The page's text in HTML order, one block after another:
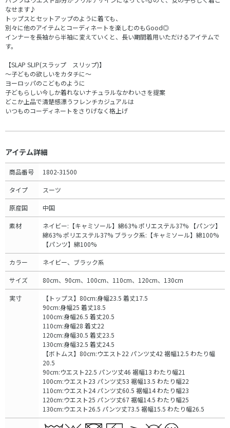
なせます♪
トップスとセットアップのように着ても、
別々に他のアイテムとコーディネートを楽しむのもGood◎
インナーを長袖から半袖に変えていくと、長い期間着用いただけるアイテムで
す。
【SLAP SLIP(スラップ スリップ)】
～子どもの欲しいをカタチに～
ヨーロッパのこどものように
子どもらしい今しか着れないナチュラルなかわいさを提案
どこか上品で清楚感漂うフレンチカジュアルは
いつものコーディネートをさりげなく格上げ
アイテム詳細
商品番号 1802-31500
タイプ スーツ
原産国 中国
素材
ネイビー:【キャミソール】綿63% ポリエステル37% 【パンツ】
綿63% ポリエステル37% ブラック系:【キャミソール】綿100%
【パンツ】綿100%
カラー ネイビー、ブラック系
サイズ 80cm、90cm、100cm、110cm、120cm、130cm
実寸
【トップス】80cm:身幅23.5 着丈17.5
90cm:身幅25 着丈18.5
100cm:身幅26.5 着丈20.5
110cm:身幅28 着丈22
120cm:身幅30.5 着丈23.5
130cm:身幅32.5 着丈24.5
【ボトムス】80cm:ウエスト22 パンツ丈42 裾幅12.5 わたり幅
20.5
90cm:ウエスト22.5 パンツ丈46 裾幅13 わたり幅21
100cm:ウエスト23 パンツ丈53 裾幅13.5 わたり幅22
110cm:ウエスト24 パンツ丈60.5 裾幅14 わたり幅23
120cm:ウエスト25 パンツ丈67 裾幅14.5 わたり幅25
130cm:ウエスト26.5 パンツ丈73.5 裾幅15.5 わたり幅26.5